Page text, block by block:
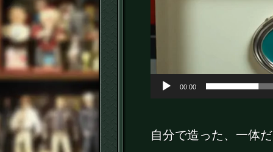
00:00
自分で造った、一体